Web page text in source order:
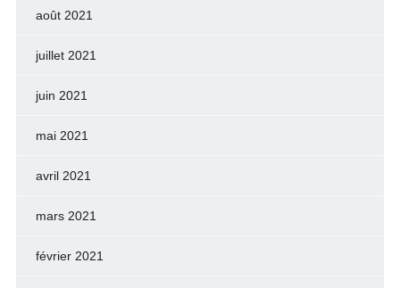
août 2021
juillet 2021
juin 2021
mai 2021
avril 2021
mars 2021
février 2021